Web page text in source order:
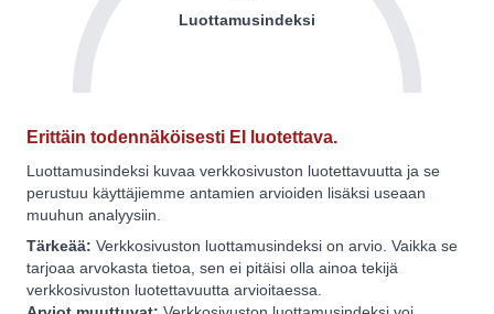
Luottamusindeksi
Erittäin todennäköisesti EI luotettava.
Luottamusindeksi kuvaa verkkosivuston luotettavuutta ja se
perustuu käyttäjiemme antamien arvioiden lisäksi useaan
muuhun analyysiin.
Tärkeää: Verkkosivuston luottamusindeksi on arvio. Vaikka se
tarjoaa arvokasta tietoa, sen ei pitäisi olla ainoa tekijä
verkkosivuston luotettavuutta arvioitaessa.